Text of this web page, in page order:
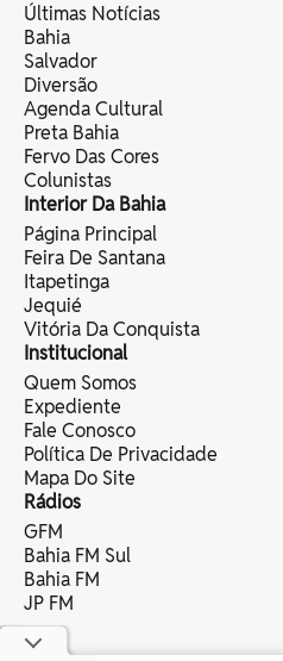
Últimas Notícias
Bahia
Salvador
Diversão
Agenda Cultural
Preta Bahia
Fervo Das Cores
Colunistas
Interior Da Bahia
Página Principal
Feira De Santana
Itapetinga
Jequié
Vitória Da Conquista
Institucional
Quem Somos
Expediente
Fale Conosco
Política De Privacidade
Mapa Do Site
Rádios
GFM
Bahia FM Sul
Bahia FM
JP FM